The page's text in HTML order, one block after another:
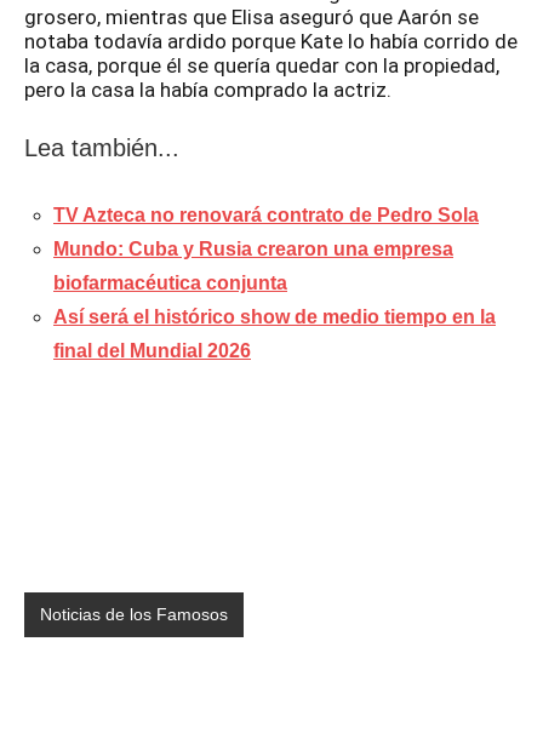
grosero, mientras que Elisa aseguró que Aarón se
notaba todavía ardido porque Kate lo había corrido de
la casa, porque él se quería quedar con la propiedad,
pero la casa la había comprado la actriz.
Lea también...
TV Azteca no renovará contrato de Pedro Sola
Mundo: Cuba y Rusia crearon una empresa
biofarmacéutica conjunta
Así será el histórico show de medio tiempo en la
final del Mundial 2026
Noticias de los Famosos